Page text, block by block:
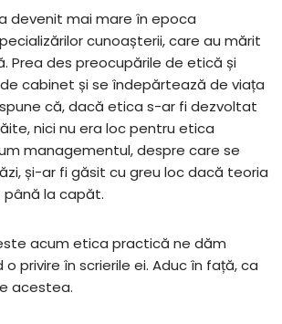
devenit mai mare în epoca
cunoașterii, care au mărit
Prea des preocupările de etică și
cabinet și se îndepărtează de viața
că, dacă etica s-ar fi dezvoltat
nici nu era loc pentru etica
managementul, despre care se
și-ar fi găsit cu greu loc dacă teoria
până la capăt.
acum etica practică ne dăm
privire în scrierile ei. Aduc în față, ca
acestea.